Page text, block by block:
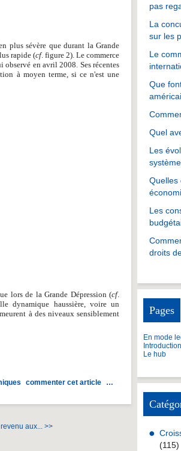
plus sévère que durant la Grande
rapide (cf. figure 2). Le commerce
en avril 2008. Ses récentes
à moyen terme, si ce n'est une
lors de la Grande Dépression (cf.
dynamique haussière, voire un
à des niveaux sensiblement
commenter cet article …
aux... >>
pas
La
sur les
Le
Que
Quel
Les
Quelles
Les
droits
Pages
En mode
Le hub
(115)